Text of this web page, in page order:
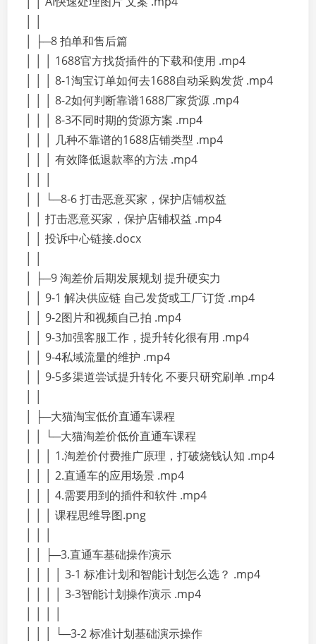
│ ├─8 拍单和售后篇
│ │ │ 1688官方找货插件的下载和使用 .mp4
│ │ │ 8-1淘宝订单如何去1688自动采购发货 .mp4
│ │ │ 8-2如何判断靠谱1688厂家货源 .mp4
│ │ │ 8-3不同时期的货源方案 .mp4
│ │ │ 几种不靠谱的1688店铺类型 .mp4
│ │ │ 有效降低退款率的方法 .mp4
│ │ └─8-6 打击恶意买家，保护店铺权益
│ │ 打击恶意买家，保护店铺权益 .mp4
│ │ 投诉中心链接.docx
│ ├─9 淘差价后期发展规划 提升硬实力
│ │ 9-1 解决供应链 自己发货或工厂订货 .mp4
│ │ 9-2图片和视频自己拍 .mp4
│ │ 9-3加强客服工作，提升转化很有用 .mp4
│ │ 9-4私域流量的维护 .mp4
│ │ 9-5多渠道尝试提升转化 不要只研究刷单 .mp4
│ ├─大猫淘宝低价直通车课程
│ │ └─大猫淘差价低价直通车课程
│ │ │ 1.淘差价付费推广原理，打破烧钱认知 .mp4
│ │ │ 2.直通车的应用场景 .mp4
│ │ │ 4.需要用到的插件和软件 .mp4
│ │ │ 课程思维导图.png
│ │ ├─3.直通车基础操作演示
│ │ │ │ 3-1 标准计划和智能计划怎么选？ .mp4
│ │ │ │ 3-3智能计划操作演示 .mp4
│ │ │ └─3-2 标准计划基础演示操作